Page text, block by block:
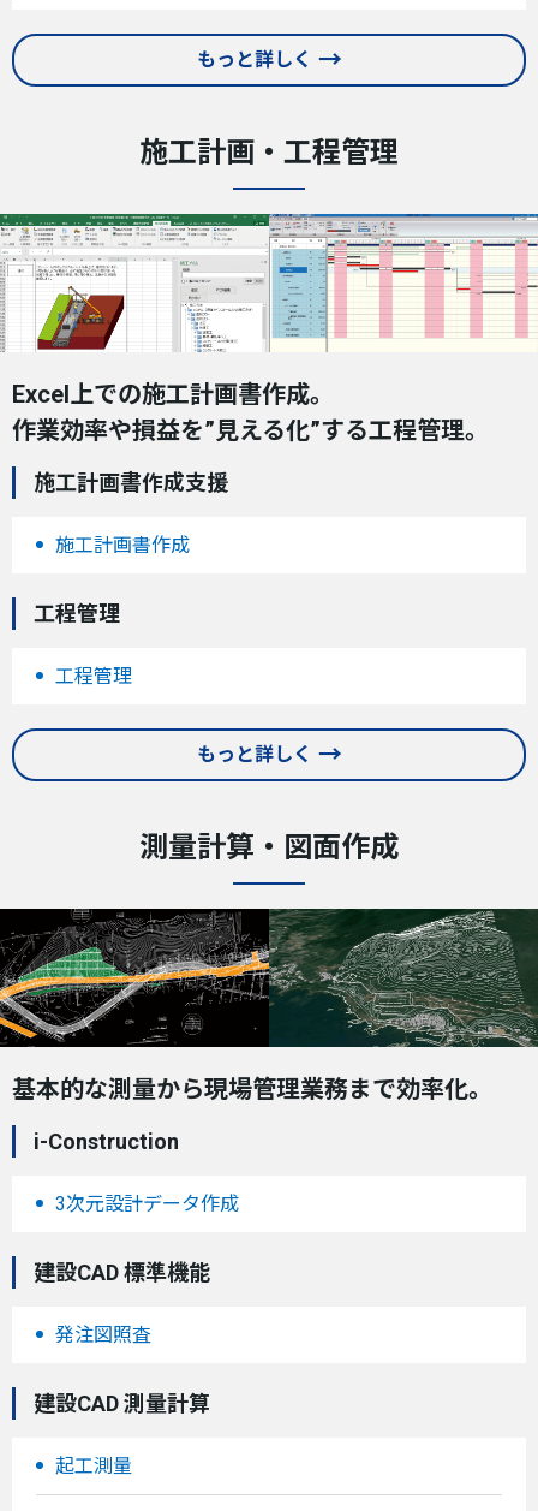
もっと詳しく
施工計画・工程管理
Excel上での施工計画書作成。
作業効率や損益を”見える化”する工程管理。
施工計画書作成支援
施工計画書作成
工程管理
工程管理
もっと詳しく
測量計算・図面作成
基本的な測量から現場管理業務まで効率化。
i-Construction
3次元設計データ作成
建設CAD 標準機能
発注図照査
建設CAD 測量計算
起工測量